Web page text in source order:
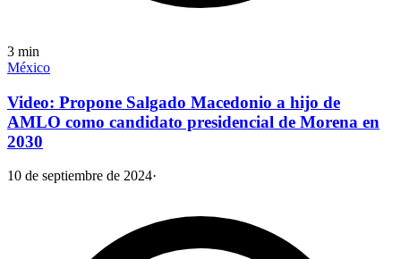
3 min
México
Video: Propone Salgado Macedonio a hijo de
AMLO como candidato presidencial de Morena en
2030
10 de septiembre de 2024·